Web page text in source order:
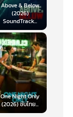
Above & Below
(2026)
SoundTrack...
One Night Only
(2026) ซับไทย...